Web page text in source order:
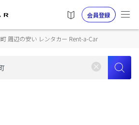
会員登録
周辺の安い レンタカー Rent-a-Car